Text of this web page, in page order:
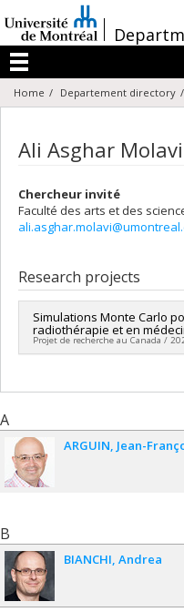
au
contenu
/
Menu
Home Departement directory
Ali Asghar Molavi
Chercheur invité
Faculté des arts et des
Research projects
Simulations Monte Carlo
radiothérapie et en
Projet de recherche au Canada /
Co-researchers :Ali
Grant programs:
chercheurs et chercheuses
A
ARGUIN Jean-
B
BIANCHI Andrea